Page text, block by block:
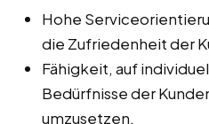
Hohe
die Zufriedenheit der
Fähigkeit, auf
Bedürfnisse der
umzusetzen.